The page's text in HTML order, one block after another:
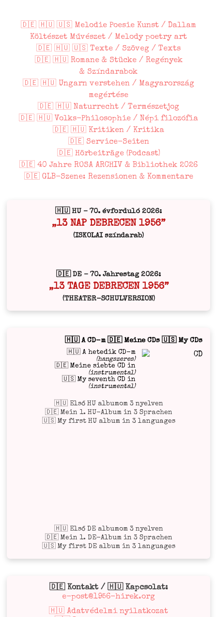
🇩🇪 🇭🇺 🇺🇸 Melodie Poesie Kunst / Dallam
Költészet Művészet / Melody poetry art
🇩🇪 🇭🇺 🇺🇸 Texte / Szöveg / Texts
🇩🇪 🇭🇺 Romane & Stücke / Regények
& Színdarabok
🇩🇪 🇭🇺 Ungarn verstehen / Magyarország
megértése
🇩🇪 🇭🇺 Naturrecht / Természetjog
🇩🇪 🇭🇺 Volks-Philosophie / Népi filozófia
🇩🇪 🇭🇺 Kritiken / Kritika
🇩🇪 Service-Seiten
🇩🇪 Hörbeiträge (Podcast)
🇩🇪 40 Jahre ROSA ARCHIV & Bibliothek 2026
🇩🇪 GLB-Szene: Rezensionen & Kommentare
🇭🇺 HU – 70. évforduló 2026:
„13 NAP DEBRECEN 1956”
(ISKOLAI színdarab)
🇩🇪 DE – 70. Jahrestag 2026:
„13 TAGE DEBRECEN 1956”
(THEATER-SCHULVERSION)
🇭🇺 A CD-m 🇩🇪 Meine CDs 🇺🇸 My CDs
🇭🇺 A hetedik CD-m
(hangszeres)
🇩🇪 Meine siebte CD in
(instrumental)
🇺🇸 My seventh CD in
(instrumental)
🇭🇺 Első HU albumom 3 nyelven
🇩🇪 Mein 1. HU-Album in 3 Sprachen
🇺🇸 My first HU album in 3 languages
🇭🇺 Első DE albumom 3 nyelven
🇩🇪 Mein 1. DE-Album in 3 Sprachen
🇺🇸 My first DE album in 3 languages
🇩🇪 Kontakt / 🇭🇺 Kapcsolat:
e-post@1956-hirek.org
🇭🇺 Adatvédelmi nyilatkozat